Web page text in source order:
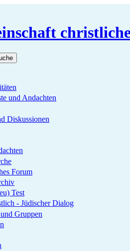
und Andachten
Diskussionen
Forum
Test
- Jüdischer Dialog
Gruppen